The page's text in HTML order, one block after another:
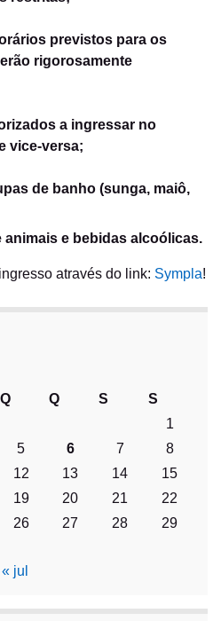
previstos para os
rigorosamente
a ingressar no
vice-versa;
de banho (sunga, maiô,
animais e bebidas alcoólicas.
através do link: Sympla!
Q Q S
S
1
5 6 7
8
12 13 14
15
19 20 21
22
26 27 28
29
« jul